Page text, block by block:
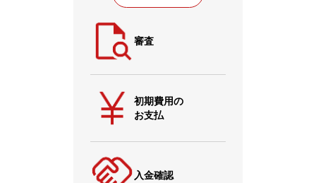
審査
初期費用の
お支払
入金確認